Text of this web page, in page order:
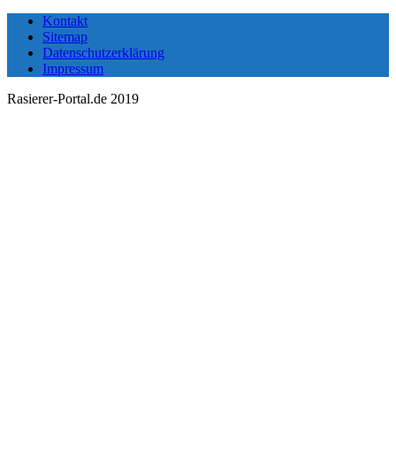
Kontakt
Sitemap
Datenschutzerklärung
Impressum
Rasierer-Portal.de 2019